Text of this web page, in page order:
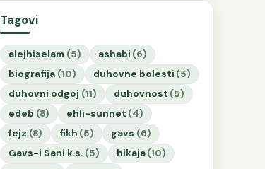
Tagovi
alejhiselam (5) ashabi (6)
biografija (10) duhovne bolesti (5)
duhovni odgoj (11) duhovnost (5)
edeb (8) ehli-sunnet (4)
fejz (8) fikh (5) gavs (6)
Gavs-i Sani k.s. (5) hikaja (10)